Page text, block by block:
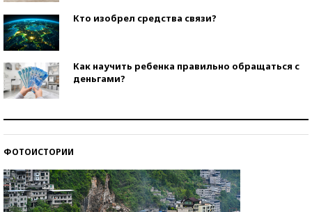
Кто изобрел средства связи?
Как научить ребенка правильно обращаться с
деньгами?
ФОТОИСТОРИИ